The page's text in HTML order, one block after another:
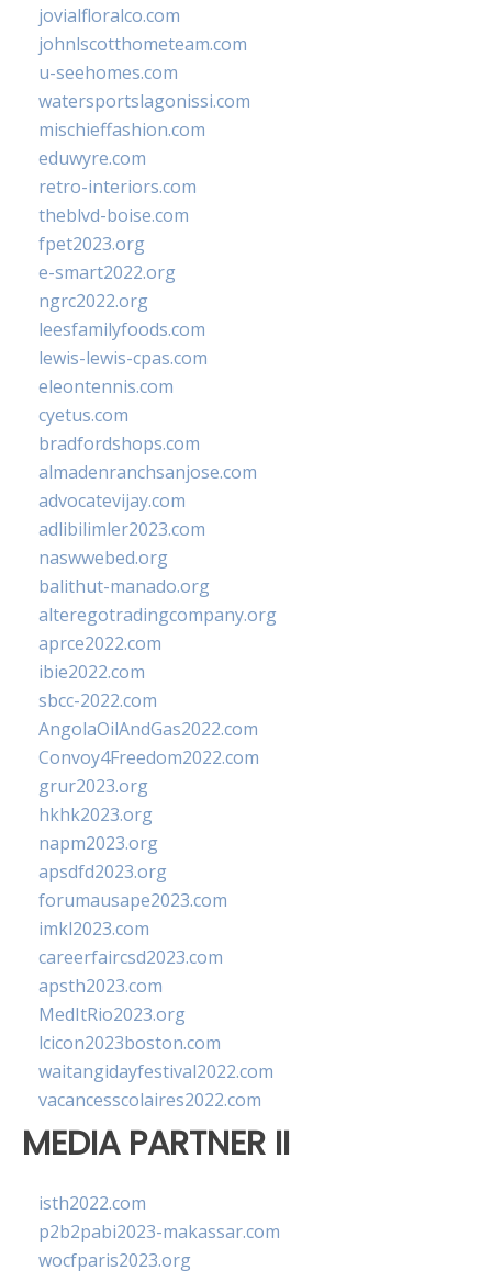
jovialfloralco.com
johnlscotthometeam.com
u-seehomes.com
watersportslagonissi.com
mischieffashion.com
eduwyre.com
retro-interiors.com
theblvd-boise.com
fpet2023.org
e-smart2022.org
ngrc2022.org
leesfamilyfoods.com
lewis-lewis-cpas.com
eleontennis.com
cyetus.com
bradfordshops.com
almadenranchsanjose.com
advocatevijay.com
adlibilimler2023.com
naswwebed.org
balithut-manado.org
alteregotradingcompany.org
aprce2022.com
ibie2022.com
sbcc-2022.com
AngolaOilAndGas2022.com
Convoy4Freedom2022.com
grur2023.org
hkhk2023.org
napm2023.org
apsdfd2023.org
forumausape2023.com
imkl2023.com
careerfaircsd2023.com
apsth2023.com
MedItRio2023.org
lcicon2023boston.com
waitangidayfestival2022.com
vacancesscolaires2022.com
MEDIA PARTNER II
isth2022.com
p2b2pabi2023-makassar.com
wocfparis2023.org